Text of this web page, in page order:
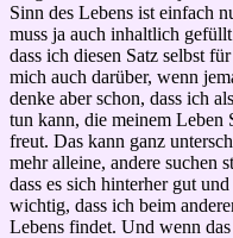
Sinn des Lebens ist einfach
muss ja auch inhaltlich
dass ich diesen Satz selbst
mich auch darüber, wenn
denke aber schon, dass ich
tun kann, die meinem Leben
freut. Das kann ganz
mehr alleine, andere suchen
dass es sich hinterher gut
wichtig, dass ich beim
Lebens findet. Und wenn